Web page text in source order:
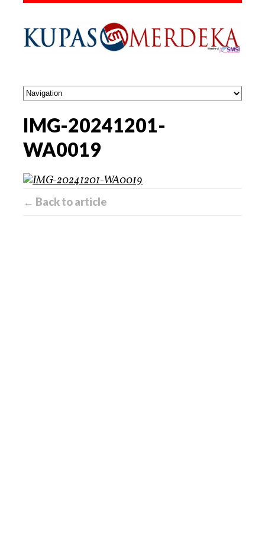
IMG-20241201-
WA0019
← Back to article